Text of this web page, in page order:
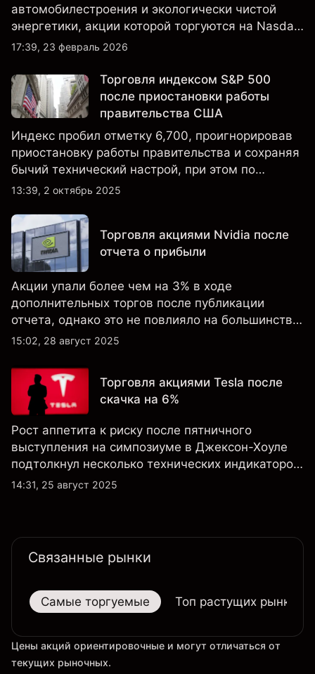
автомобилестроения и экологически чистой
энергетики, акции которой торгуются на Nasdaq
и находятся под пристальным вниманием
результатами, данными о поставках и развитием
технологий и производства.
17:39, 23 февраль 2026
Торговля индексом S&P 500
после приостановки работы
правительства США
Индекс пробил отметку 6,700, проигнорировав
приостановку работы правительства и сохраняя
бычий технический настрой, при этом по
настроениям клиенты остаются
13:39, 2 октябрь 2025
Торговля акциями Nvidia после
отчета о прибыли
Акции упали более чем на 3% в ходе
дополнительных торгов после публикации
отчета, однако это не повлияло на большинство
ключевых технических индикаторов, а
крайне оптимистичными.
15:02, 28 август 2025
Торговля акциями Tesla после
скачка на 6%
Рост аппетита к риску после пятничного
выступления на симпозиуме в Джексон-Хоуле
подтолкнул несколько технических индикаторов
по акциям Tesla к положительным значениям,
14:31, 25 август 2025
Связанные рынки
Самые торгуемые Топ растущих рынков
Цены акций ориентировочные и могут отличаться от
текущих рыночных.